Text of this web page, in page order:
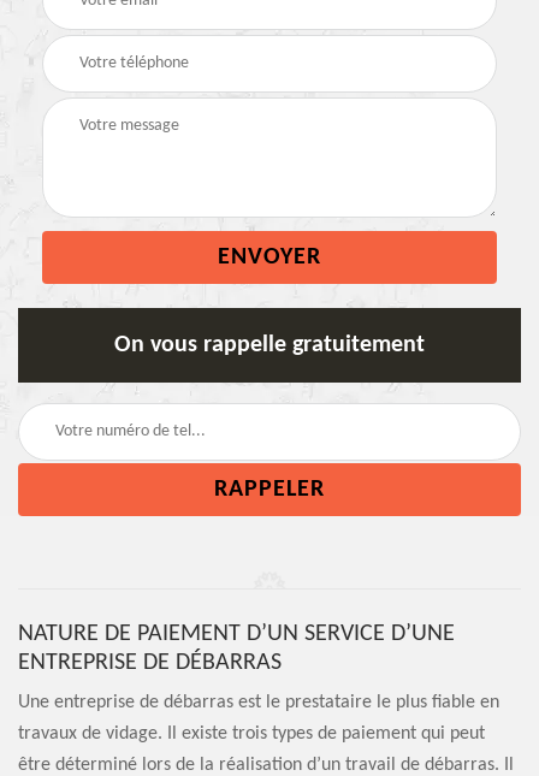
On vous rappelle gratuitement
NATURE DE PAIEMENT D’UN SERVICE D’UNE
ENTREPRISE DE DÉBARRAS
Une entreprise de débarras est le prestataire le plus fiable en
travaux de vidage. Il existe trois types de paiement qui peut
être déterminé lors de la réalisation d’un travail de débarras. Il